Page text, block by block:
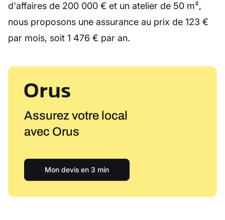
d'affaires de 200 000 € et un atelier de 50 m²,
nous proposons une assurance au prix de 123 €
par mois, soit 1 476 € par an.
Assurez votre local
avec Orus
Mon devis en 3 min